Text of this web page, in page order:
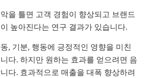
을 틀면 고객 경험이 향상되고 브랜드
높아진다는 연구 결과가 있습니다.
, 기분, 행동에 긍정적인 영향을 미친
다. 하지만 원하는 효과를 얻으려면 음
다. 효과적으로 매출을 대폭 향상하려